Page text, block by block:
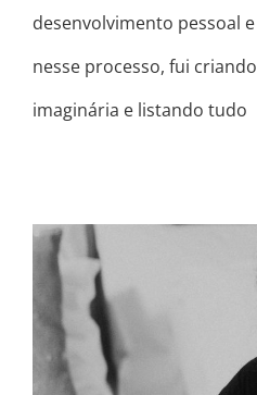
desenvolvimento pessoal
nesse processo, fui
imaginária e listando tudo
CONFIA